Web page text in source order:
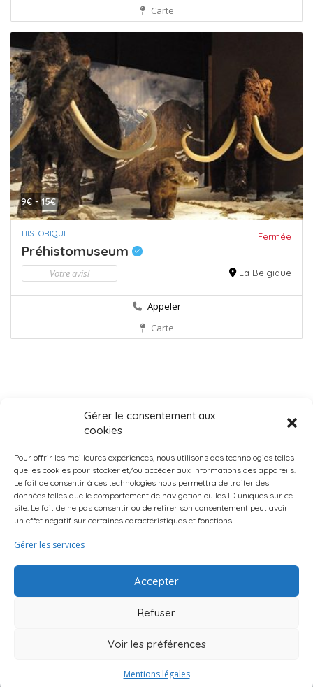
Gérer le consentement aux
cookies
Pour offrir les meilleures expériences, nous utilisons des technologies telles
que les cookies pour stocker et/ou accéder aux informations des appareils.
Le fait de consentir à ces technologies nous permettra de traiter des
données telles que le comportement de navigation ou les ID uniques sur ce
site. Le fait de ne pas consentir ou de retirer son consentement peut avoir
un effet négatif sur certaines caractéristiques et fonctions.
Gérer les services
Accepter
Refuser
Voir les préférences
Mentions légales
Carte
9€ - 15€
HISTORIQUE Fermée
Préhistomuseum
Votre avis! La Belgique
Appeler
Carte
Page d’accueil Qui Sommes-Nous ?
Mentions légales
Suggestions d’activités
Curio Endroits & Histoires